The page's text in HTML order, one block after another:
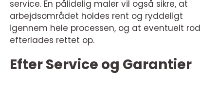
service. En pålidelig maler vil også sikre, at
arbejdsområdet holdes rent og ryddeligt
igennem hele processen, og at eventuelt rod
efterlades rettet op.
Efter Service og Garantier